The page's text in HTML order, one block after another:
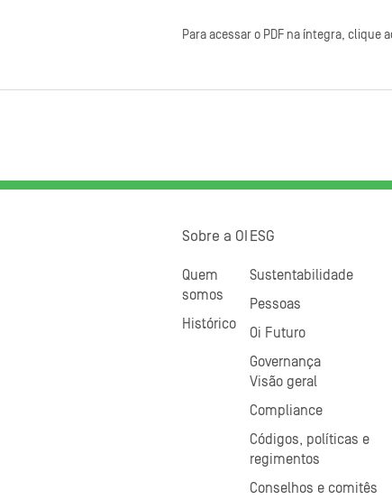
Para acessar o PDF na íntegra, clique
Sobre a OI
Quem
somos
Histórico
ESG
Sustentabilidade
Pessoas
Oi Futuro
Governança
Visão geral
Compliance
Códigos, políticas e
regimentos
Conselhos e comitês